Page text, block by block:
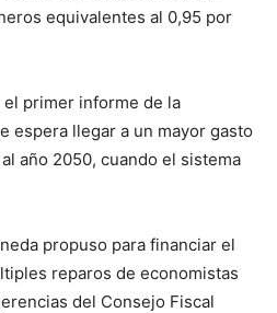
equivalentes al 0,95 por
primer informe de la
espera llegar a un mayor gasto
año 2050, cuando el sistema
propuso para financiar el
reparos de economistas
del Consejo Fiscal